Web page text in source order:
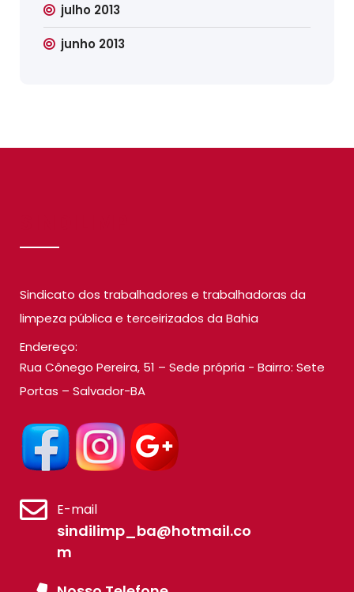
julho 2013
junho 2013
Sindicato dos trabalhadores e trabalhadoras da
limpeza pública e terceirizados da Bahia
Endereço:
Rua Cônego Pereira, 51 – Sede própria - Bairro: Sete
Portas – Salvador-BA
E-mail
sindilimp_ba@hotmail.co
m